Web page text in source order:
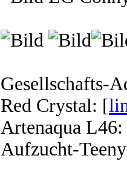
Gesellschafts-
Red Crystal: [
Artenaqua
Aufzucht-